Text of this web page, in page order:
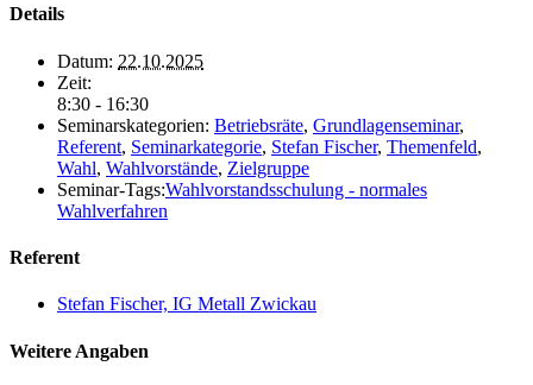
Details
Datum: 22.10.2025
Zeit:
8:30 - 16:30
Seminarskategorien: Betriebsräte, Grundlagenseminar,
Referent, Seminarkategorie, Stefan Fischer, Themenfeld,
Wahl, Wahlvorstände, Zielgruppe
Seminar-Tags:Wahlvorstandsschulung - normales
Wahlverfahren
Referent
Stefan Fischer, IG Metall Zwickau
Weitere Angaben